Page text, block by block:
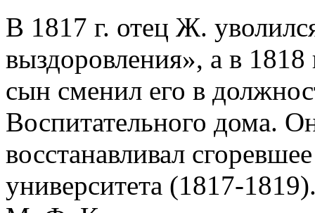
В 1817 г. отец Ж.
выздоровления», а в 1818
сын сменил его в
Воспитательного дома.
восстанавливал
университета (1817-